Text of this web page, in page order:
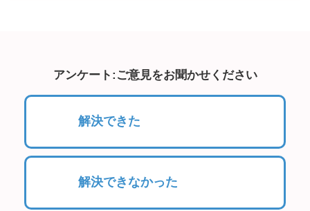
アンケート:ご意見をお聞かせください
解決できた
解決できなかった